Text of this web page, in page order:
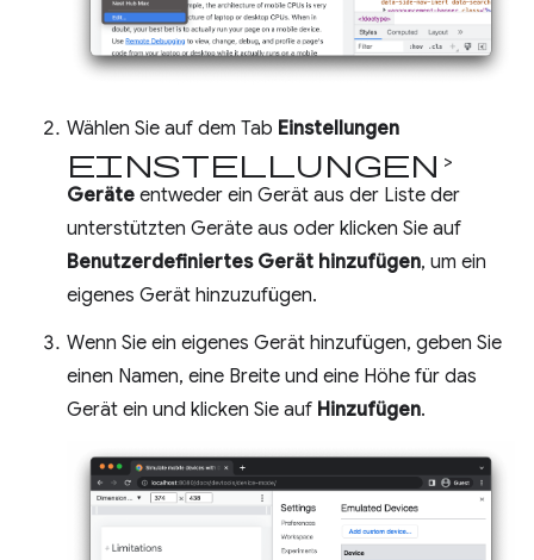
Wählen Sie auf dem Tab Einstellungen
Einstellungen >
Geräte entweder ein Gerät aus der Liste der
unterstützten Geräte aus oder klicken Sie auf
Benutzerdefiniertes Gerät hinzufügen, um ein
eigenes Gerät hinzuzufügen.
Wenn Sie ein eigenes Gerät hinzufügen, geben Sie
einen Namen, eine Breite und eine Höhe für das
Gerät ein und klicken Sie auf Hinzufügen.